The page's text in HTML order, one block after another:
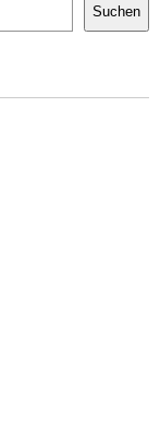
Suchen